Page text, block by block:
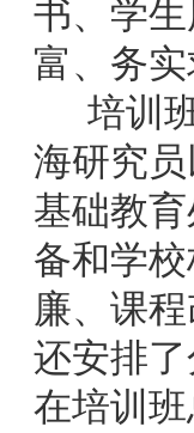
书、学
富、务实
培训班
海研究
基础教
备和学
廉、课
还安排
在培训